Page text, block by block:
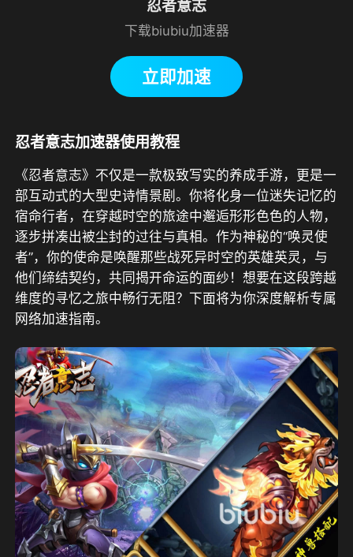
忍者意志
下载biubiu加速器
立即加速
忍者意志加速器使用教程
《忍者意志》不仅是一款极致写实的养成手游，更是一
部互动式的大型史诗情景剧。你将化身一位迷失记忆的
宿命行者，在穿越时空的旅途中邂逅形形色色的人物，
逐步拼凑出被尘封的过往与真相。作为神秘的“唤灵使
者”，你的使命是唤醒那些战死异时空的英雄英灵，与
他们缔结契约，共同揭开命运的面纱！想要在这段跨越
维度的寻忆之旅中畅行无阻？下面将为你深度解析专属
网络加速指南。